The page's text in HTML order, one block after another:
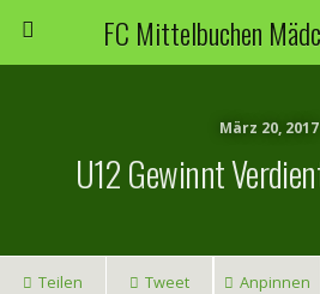
FC Mittelbuchen
März 20, 2017
U12 Gewinnt
Teilen Tweet Anpinnen